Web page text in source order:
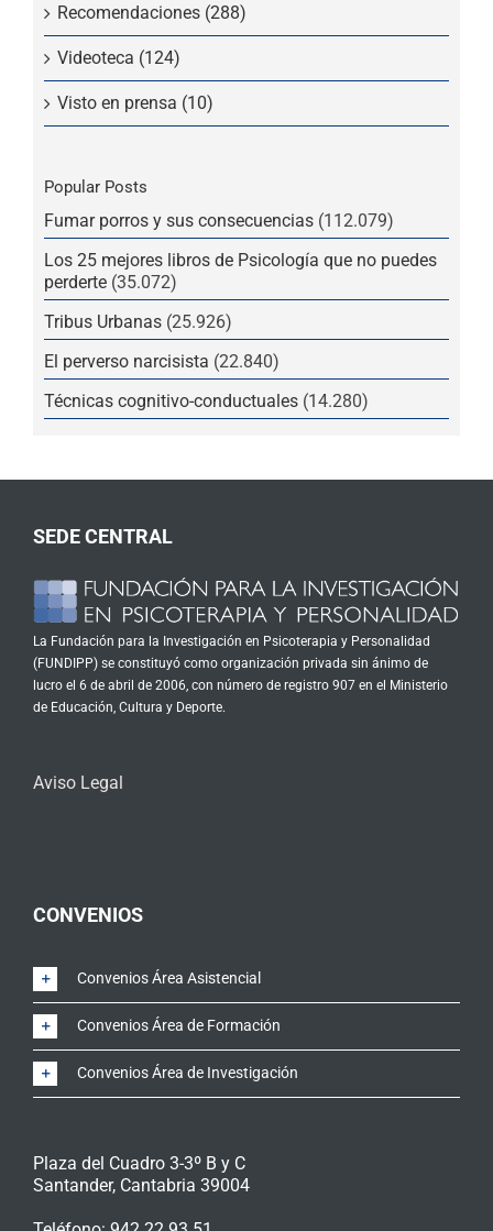
Recomendaciones (288)
Videoteca (124)
Visto en prensa (10)
Popular Posts
Fumar porros y sus consecuencias (112.079)
Los 25 mejores libros de Psicología que no puedes
perderte (35.072)
Tribus Urbanas (25.926)
El perverso narcisista (22.840)
Técnicas cognitivo-conductuales (14.280)
SEDE CENTRAL
La Fundación para la Investigación en Psicoterapia y Personalidad
(FUNDIPP) se constituyó como organización privada sin ánimo de
lucro el 6 de abril de 2006, con número de registro 907 en el Ministerio
de Educación, Cultura y Deporte.
Aviso Legal
CONVENIOS
Convenios Área Asistencial
Convenios Área de Formación
Convenios Área de Investigación
Plaza del Cuadro 3-3º B y C
Santander, Cantabria 39004